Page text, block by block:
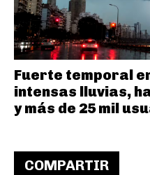
COMPARTIR
Fuerte temporal
intensas lluvias,
y más de 25 mil